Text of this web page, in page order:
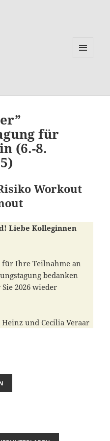
für
(6.-8.
Workout
Liebe Kolleginnen
Ihre Teilnahme an
bedanken
2026 wieder
und Cecilia Veraar